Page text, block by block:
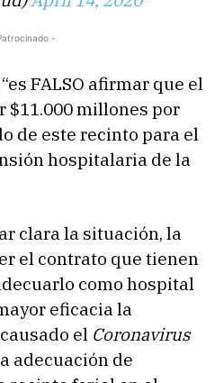
-
FALSO afirmar que el
$11.000 millones por
de este recinto para el
hospitalaria de la
clara la situación, la
el contrato que tienen
como hospital
eficacia la
el Coronavirus
adecuación de